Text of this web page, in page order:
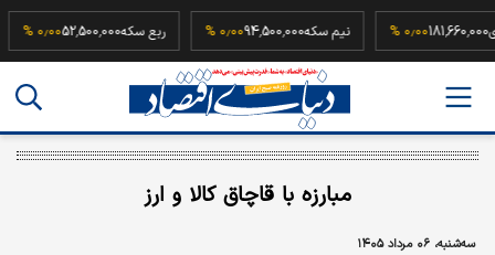
آزادی181,660,000 نیم سکه94,500,000 ربع سکه52,500,000
مبارزه با قاچاق کالا و ارز
سه‌شنبه، ۰۶ مرداد ۱۴۰۵